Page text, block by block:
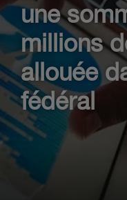
une
millions
allouée
fédéral